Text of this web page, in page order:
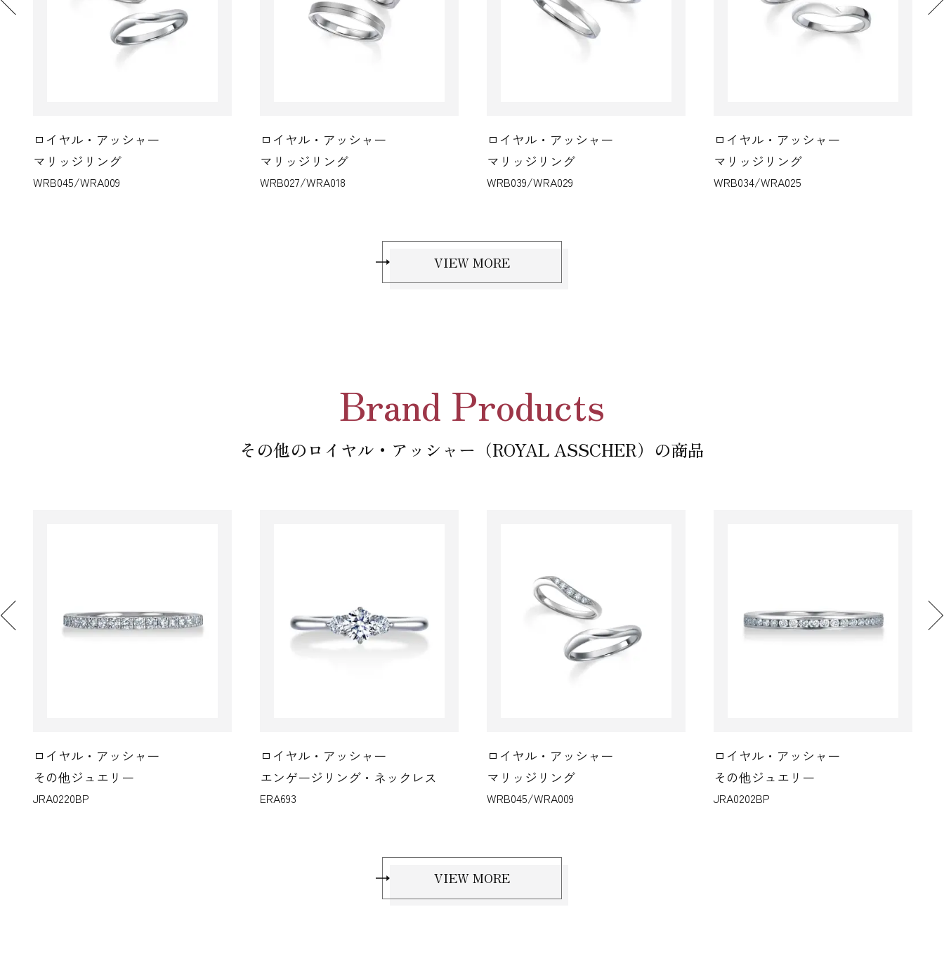
ロイヤル・アッシャー
マリッジリング
WRB045/WRA009
ロイヤル・アッシャー
マリッジリング
WRB027/WRA018
ロイヤル・アッシャー
マリッジリング
WRB039/WRA029
ロイヤル・アッシャー
マリッジリング
WRB034/WRA025
VIEW MORE
Brand Products
その他のロイヤル・アッシャー（ROYAL ASSCHER）の商品
ロイヤル・アッシャー
その他ジュエリー
JRA0220BP
ロイヤル・アッシャー
エンゲージリング・ネックレス
ERA693
ロイヤル・アッシャー
マリッジリング
WRB045/WRA009
ロイヤル・アッシャー
その他ジュエリー
JRA0202BP
VIEW MORE